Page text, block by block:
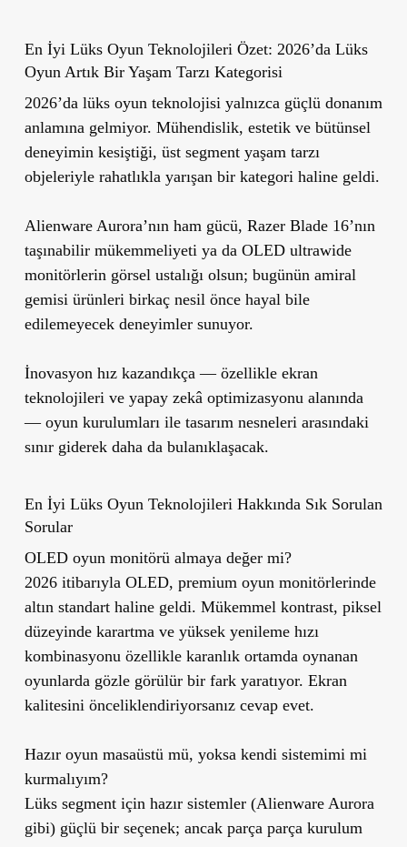
En İyi Lüks Oyun Teknolojileri Özet: 2026’da Lüks
Oyun Artık Bir Yaşam Tarzı Kategorisi
2026’da lüks oyun teknolojisi yalnızca güçlü donanım
anlamına gelmiyor. Mühendislik, estetik ve bütünsel
deneyimin kesiştiği, üst segment yaşam tarzı
objeleriyle rahatlıkla yarışan bir kategori haline geldi.
Alienware Aurora’nın ham gücü, Razer Blade 16’nın
taşınabilir mükemmeliyeti ya da OLED ultrawide
monitörlerin görsel ustalığı olsun; bugünün amiral
gemisi ürünleri birkaç nesil önce hayal bile
edilemeyecek deneyimler sunuyor.
İnovasyon hız kazandıkça — özellikle ekran
teknolojileri ve yapay zekâ optimizasyonu alanında
— oyun kurulumları ile tasarım nesneleri arasındaki
sınır giderek daha da bulanıklaşacak.
En İyi Lüks Oyun Teknolojileri Hakkında Sık Sorulan
Sorular
OLED oyun monitörü almaya değer mi?
2026 itibarıyla OLED, premium oyun monitörlerinde
altın standart haline geldi. Mükemmel kontrast, piksel
düzeyinde karartma ve yüksek yenileme hızı
kombinasyonu özellikle karanlık ortamda oynanan
oyunlarda gözle görülür bir fark yaratıyor. Ekran
kalitesini önceliklendiriyorsanız cevap evet.
Hazır oyun masaüstü mü, yoksa kendi sistemimi mi
kurmalıyım?
Lüks segment için hazır sistemler (Alienware Aurora
gibi) güçlü bir seçenek; ancak parça parça kurulum